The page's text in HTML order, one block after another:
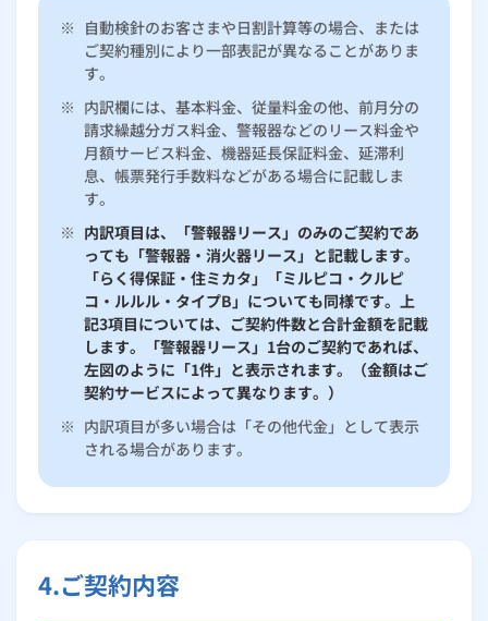
※ 自動検針のお客さまや日割計算等の場合、または
ご契約種別により一部表記が異なることがありま
す。
※ 内訳欄には、基本料金、従量料金の他、前月分の
請求繰越分ガス料金、警報器などのリース料金や
月額サービス料金、機器延長保証料金、延滞利
息、帳票発行手数料などがある場合に記載しま
す。
※ 内訳項目は、「警報器リース」のみのご契約であ
っても「警報器・消火器リース」と記載します。
「らく得保証・住ミカタ」「ミルピコ・クルピ
コ・ルルル・タイプB」についても同様です。上
記3項目については、ご契約件数と合計金額を記載
します。「警報器リース」1台のご契約であれば、
左図のように「1件」と表示されます。（金額はご
契約サービスによって異なります。）
※ 内訳項目が多い場合は「その他代金」として表示
される場合があります。
4.ご契約内容